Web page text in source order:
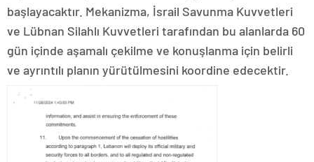
başlayacaktır. Mekanizma, İsrail Savunma Kuvvetleri
ve Lübnan Silahlı Kuvvetleri tarafından bu alanlarda 60
gün içinde aşamalı çekilme ve konuşlanma için belirli
ve ayrıntılı planın yürütülmesini koordine edecektir.